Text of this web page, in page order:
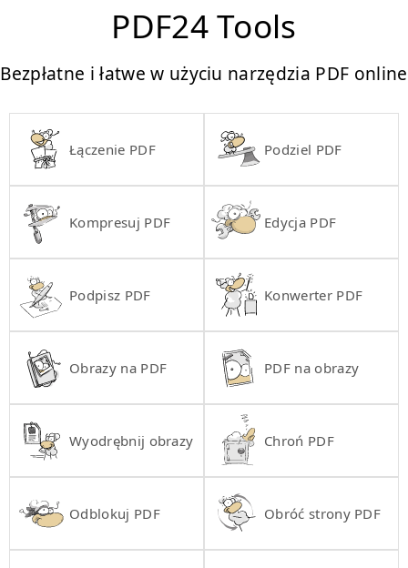
PDF24 Tools
Bezpłatne i łatwe w użyciu narzędzia PDF online
Łączenie PDF Podziel PDF
Kompresuj PDF Edycja PDF
Podpisz PDF Konwerter PDF
Obrazy na PDF PDF na obrazy
Wyodrębnij obrazy Chroń PDF
Odblokuj PDF Obróć strony PDF